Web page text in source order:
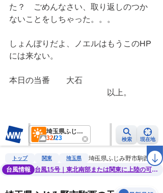
た？　ごめんなさい、取り返しのつか
ないことをしちゃった。。。
しょんぼりだよ、ノエルはもうこのHP
には来ない。
本日の当番　　大石
以上。